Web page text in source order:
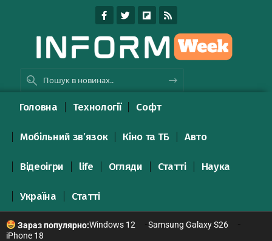
Головна Технології Софт
Мобільний зв’язок Кіно та ТБ Авто
Відеоігри life Огляди Статті Наука
Україна Статті
Зараз популярно:Windows 12
Samsung Galaxy S26
iPhone 18